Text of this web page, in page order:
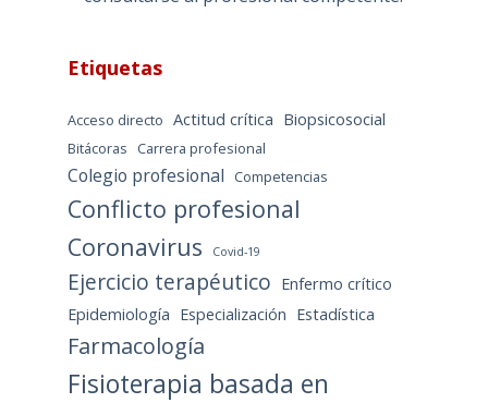
Etiquetas
Acceso directo Actitud crítica Biopsicosocial
Bitácoras Carrera profesional
Colegio profesional Competencias
Conflicto profesional
Coronavirus
Covid-19
Ejercicio terapéutico Enfermo crítico
Epidemiología Especialización Estadística
Farmacología
Fisioterapia basada en